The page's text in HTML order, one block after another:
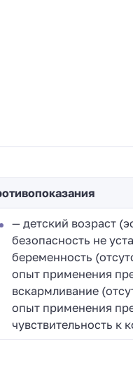
— детский возраст
безопасность не
беременность
опыт применения
вскармливание
опыт применения
чувствительность к